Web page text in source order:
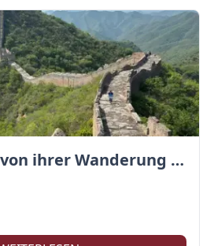
Maria erzählt von ihrer Wanderung auf der Großen Mauer